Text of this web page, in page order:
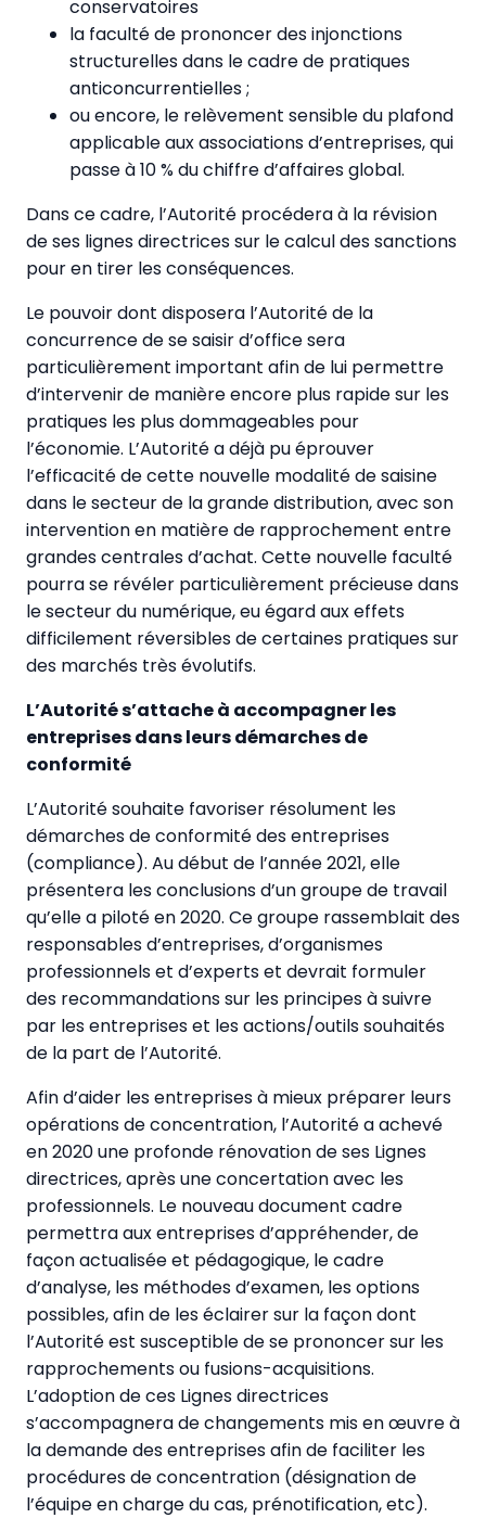
conservatoires
la faculté de prononcer des injonctions
structurelles dans le cadre de pratiques
anticoncurrentielles ;
ou encore, le relèvement sensible du plafond
applicable aux associations d’entreprises, qui
passe à 10 % du chiffre d’affaires global.
Dans ce cadre, l’Autorité procédera à la révision
de ses lignes directrices sur le calcul des sanctions
pour en tirer les conséquences.
Le pouvoir dont disposera l’Autorité de la
concurrence de se saisir d’office sera
particulièrement important afin de lui permettre
d’intervenir de manière encore plus rapide sur les
pratiques les plus dommageables pour
l’économie. L’Autorité a déjà pu éprouver
l’efficacité de cette nouvelle modalité de saisine
dans le secteur de la grande distribution, avec son
intervention en matière de rapprochement entre
grandes centrales d’achat. Cette nouvelle faculté
pourra se révéler particulièrement précieuse dans
le secteur du numérique, eu égard aux effets
difficilement réversibles de certaines pratiques sur
des marchés très évolutifs.
L’Autorité s’attache à accompagner les
entreprises dans leurs démarches de
conformité
L’Autorité souhaite favoriser résolument les
démarches de conformité des entreprises
(compliance). Au début de l’année 2021, elle
présentera les conclusions d’un groupe de travail
qu’elle a piloté en 2020. Ce groupe rassemblait des
responsables d’entreprises, d’organismes
professionnels et d’experts et devrait formuler
des recommandations sur les principes à suivre
par les entreprises et les actions/outils souhaités
de la part de l’Autorité.
Afin d’aider les entreprises à mieux préparer leurs
opérations de concentration, l’Autorité a achevé
en 2020 une profonde rénovation de ses Lignes
directrices, après une concertation avec les
professionnels. Le nouveau document cadre
permettra aux entreprises d’appréhender, de
façon actualisée et pédagogique, le cadre
d’analyse, les méthodes d’examen, les options
possibles, afin de les éclairer sur la façon dont
l’Autorité est susceptible de se prononcer sur les
rapprochements ou fusions-acquisitions.
L’adoption de ces Lignes directrices
s’accompagnera de changements mis en œuvre à
la demande des entreprises afin de faciliter les
procédures de concentration (désignation de
l’équipe en charge du cas, prénotification, etc).